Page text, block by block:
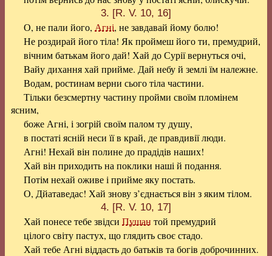
3. [R. V. 10, 16]
О, не пали його, Агні, не завдавай йому болю!
Не роздирай його тіла! Як проймеш його ти, премудрий,
вічним батькам його дай! Хай до Сурії вернуться очі,
Вайу дихання хай прийме. Дай небу й землі їм належне.
Водам, ростинам верни сього тіла частини.
Тільки безсмертну частину пройми своїм пломінем
ясним,
боже Агні, і зогрій своїм палом ту душу,
в постаті ясній неси її в край, де правдивії люди.
Агні! Нехай він полине до прадідів наших!
Хай він приходить на поклики наші й подання.
Потім нехай оживе і прийме яку постать.
О, Дйатаведас! Хай знову з’єднається він з яким тілом.
4. [R. V. 10, 17]
Хай понесе тебе звідси Пушан той премудрий
цілого світу пастух, що глядить своє стадо.
Хай тебе Агні віддасть до батьків та богів доброчинних.